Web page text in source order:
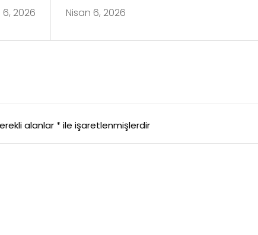
6, 2026
Turkey
Nisan 6, 2026
alanlar *ile işaretlenmişlerdir